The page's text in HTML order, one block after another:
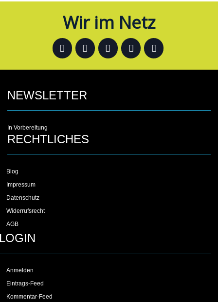
Wir im Netz
NEWSLETTER
In Vorbereitung
RECHTLICHES
Blog
Impressum
Datenschutz
Widerrufsrecht
AGB
Anmelden
Eintrags-Feed
Kommentar-Feed